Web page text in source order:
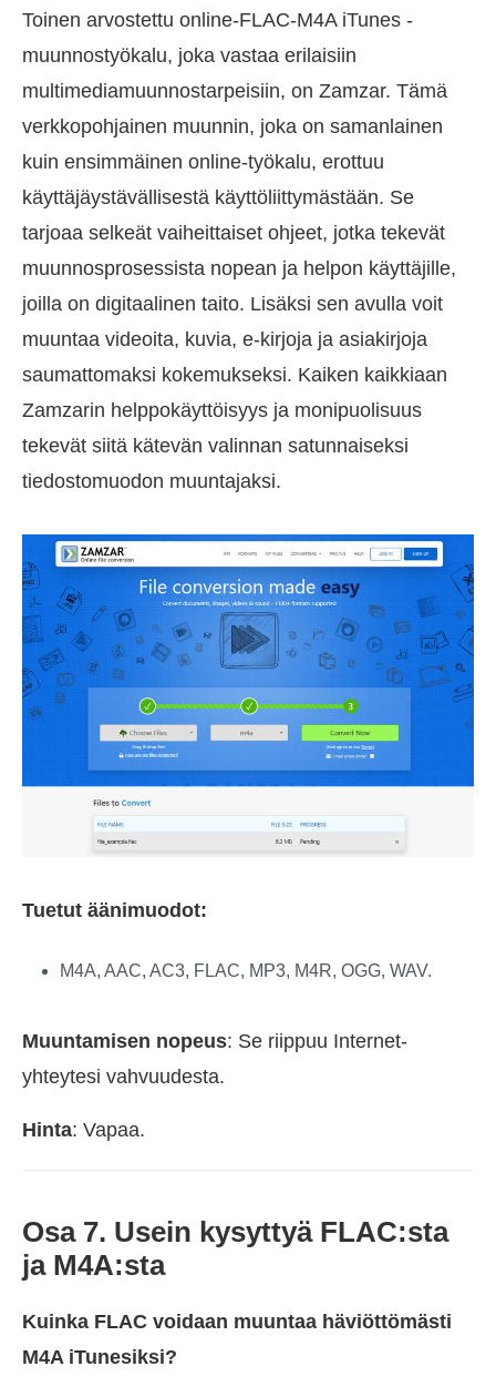
Toinen arvostettu online-FLAC-M4A iTunes -
muunnostyökalu, joka vastaa erilaisiin
multimediamuunnostarpeisiin, on Zamzar. Tämä
verkkopohjainen muunnin, joka on samanlainen
kuin ensimmäinen online-työkalu, erottuu
käyttäjäystävällisestä käyttöliittymästään. Se
tarjoaa selkeät vaiheittaiset ohjeet, jotka tekevät
muunnosprosessista nopean ja helpon käyttäjille,
joilla on digitaalinen taito. Lisäksi sen avulla voit
muuntaa videoita, kuvia, e-kirjoja ja asiakirjoja
saumattomaksi kokemukseksi. Kaiken kaikkiaan
Zamzarin helppokäyttöisyys ja monipuolisuus
tekevät siitä kätevän valinnan satunnaiseksi
tiedostomuodon muuntajaksi.
Tuetut äänimuodot:
M4A, AAC, AC3, FLAC, MP3, M4R, OGG, WAV.
Muuntamisen nopeus: Se riippuu Internet-
yhteytesi vahvuudesta.
Hinta: Vapaa.
Osa 7. Usein kysyttyä FLAC:sta
ja M4A:sta
Kuinka FLAC voidaan muuntaa häviöttömästi
M4A iTunesiksi?